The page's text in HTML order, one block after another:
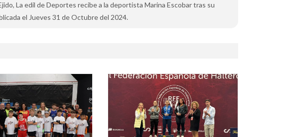
La edil de Deportes recibe a la deportista Marina Escobar tras su
el Jueves 31 de Octubre del 2024.